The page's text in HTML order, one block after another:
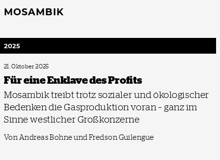
MOSAMBIK
2025
21. Oktober 2025
Für eine Enklave des Profits
Mosambik treibt trotz sozialer und ökologischer
Bedenken die Gasproduktion voran – ganz im
Sinne westlicher Großkonzerne
Von Andreas Bohne und Fredson Guilengue